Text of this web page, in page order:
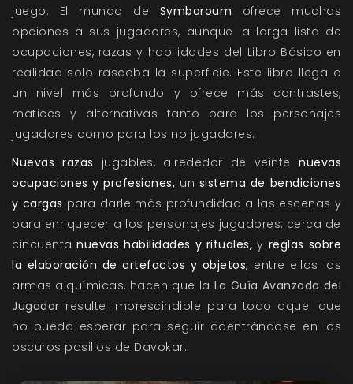
juego. El mundo de Symbaroum ofrece muchas
opciones a sus jugadores, aunque la larga lista de
ocupaciones, razas y habilidades del Libro Básico en
realidad solo rascaba la superficie. Este libro llega a
un nivel más profundo y ofrece más contrastes,
matices y alternativas tanto para los personajes
jugadores como para los no jugadores.
Nuevas razas jugables, alrededor de veintenuevas
ocupaciones y profesiones, un sistema de bendiciones
y cargas para darle más profundidad a las escenas y
para enriquecer a los personajes jugadores, cerca de
cincuentanuevas habilidades y rituales, y reglas sobre
la elaboración de artefactos y objetos, entre ellos las
armas alquímicas, hacen que la La Guía Avanzada del
Jugador resulte imprescindible para todo aquel que
no pueda esperar para seguir adentrándose en los
oscuros pasillos de Davokar.